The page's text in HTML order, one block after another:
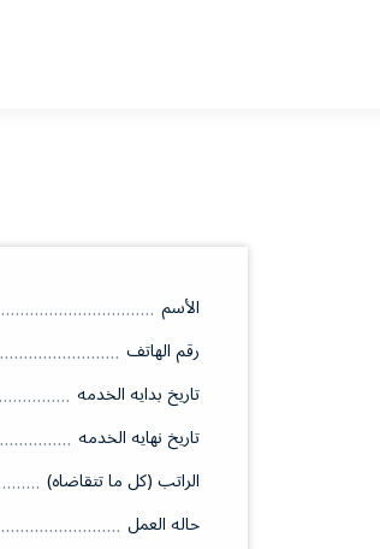
الأسم
رقم الهاتف
تاريخ بدايه الخدمه
تاريخ نهايه الخدمه
الراتب (كل ما تتقاضاه)
حاله العمل